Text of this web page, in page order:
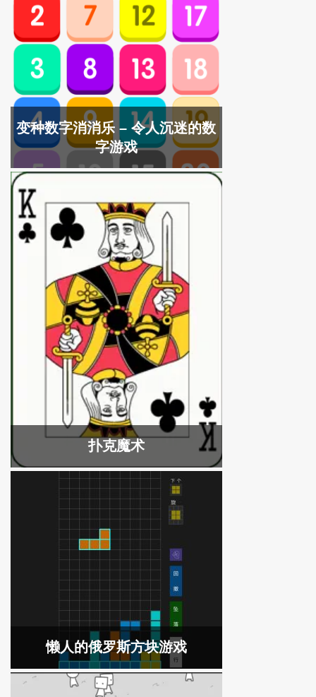
变种数字消消乐 – 令人沉迷的数
字游戏
扑克魔术
懒人的俄罗斯方块游戏